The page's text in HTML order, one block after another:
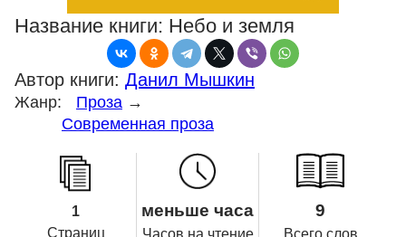
Название книги: Небо и земля
Автор книги: Данил Мышкин
Жанр: Проза →
Современная проза
1
Страниц
меньше часа
Часов на чтение
9
Всего слов